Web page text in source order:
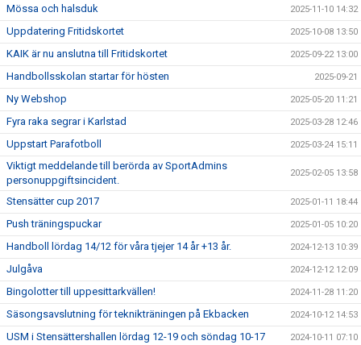
Mössa och halsduk 2025-11-10 14:32
Uppdatering Fritidskortet 2025-10-08 13:50
KAIK är nu anslutna till Fritidskortet 2025-09-22 13:00
Handbollsskolan startar för hösten 2025-09-21
Ny Webshop 2025-05-20 11:21
Fyra raka segrar i Karlstad 2025-03-28 12:46
Uppstart Parafotboll 2025-03-24 15:11
Viktigt meddelande till berörda av SportAdmins
personuppgiftsincident.
2025-02-05 13:58
Stensätter cup 2017 2025-01-11 18:44
Push träningspuckar 2025-01-05 10:20
Handboll lördag 14/12 för våra tjejer 14 år +13 år. 2024-12-13 10:39
Julgåva 2024-12-12 12:09
Bingolotter till uppesittarkvällen! 2024-11-28 11:20
Säsongsavslutning för teknikträningen på Ekbacken 2024-10-12 14:53
USM i Stensättershallen lördag 12-19 och söndag 10-17 2024-10-11 07:10